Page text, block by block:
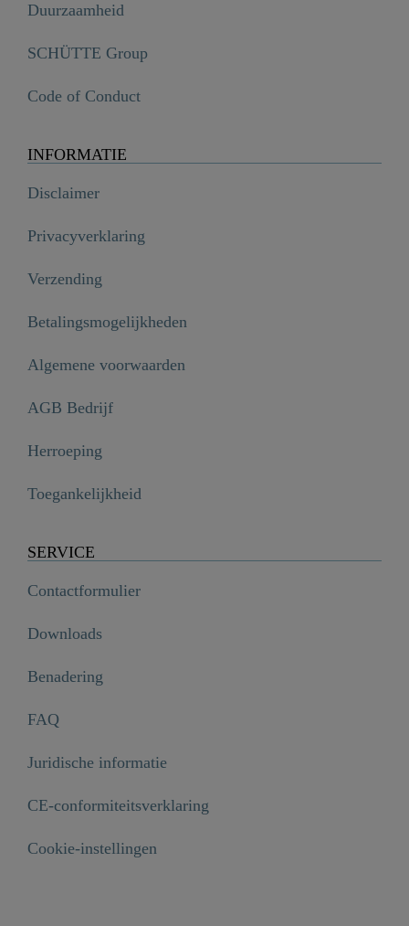
Duurzaamheid
SCHÜTTE Group
Code of Conduct
INFORMATIE
Disclaimer
Privacyverklaring
Verzending
Betalingsmogelijkheden
Algemene voorwaarden
AGB Bedrijf
Herroeping
Toegankelijkheid
SERVICE
Contactformulier
Downloads
Benadering
FAQ
Juridische informatie
CE-conformiteitsverklaring
Cookie-instellingen